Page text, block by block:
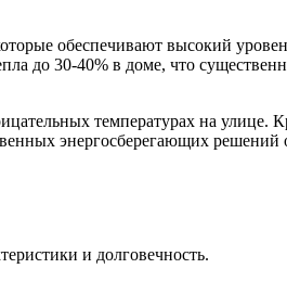
обеспечивают высокий
до 30-40% в доме, что
температурах на улице.
энергосберегающих решений
и долговечность.